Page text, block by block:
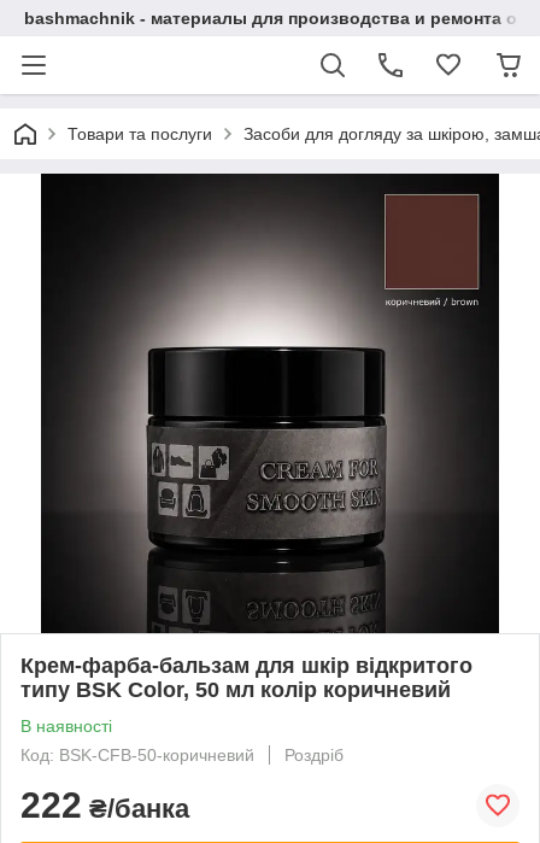
bashmachnik - материалы для производства и ремонта
Товари та послуги Засоби для догляду за шкірою,
Крем-фарба-бальзам для шкір відкритого
типу BSK Color, 50 мл колір коричневий
В наявності
Код: BSK-CFB-50-коричневий
Роздріб
222 ₴/банка